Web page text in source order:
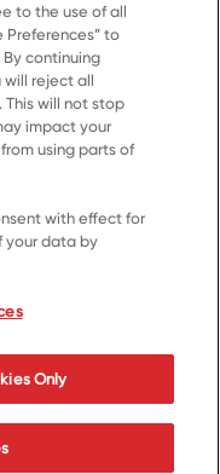
nous
Kellanova utilisée
confidentialité
Accessibilité
to the use of all
Preferences” to
continuing
will reject all
will not stop
impact your
using parts of
with effect for
your data by
Only